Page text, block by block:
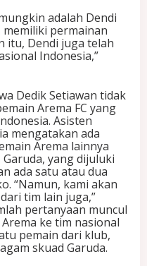
adalah Dendi
memiliki permainan
itu, Dendi juga telah
Indonesia,”
Dedik Setiawan tidak
Arema FC yang
Asisten
mengatakan ada
Arema lainnya
yang dijuluki
ada satu atau dua
“Namun, kami akan
tim lain juga,”
pertanyaan muncul
ke tim nasional
pemain dari klub,
skuad Garuda.